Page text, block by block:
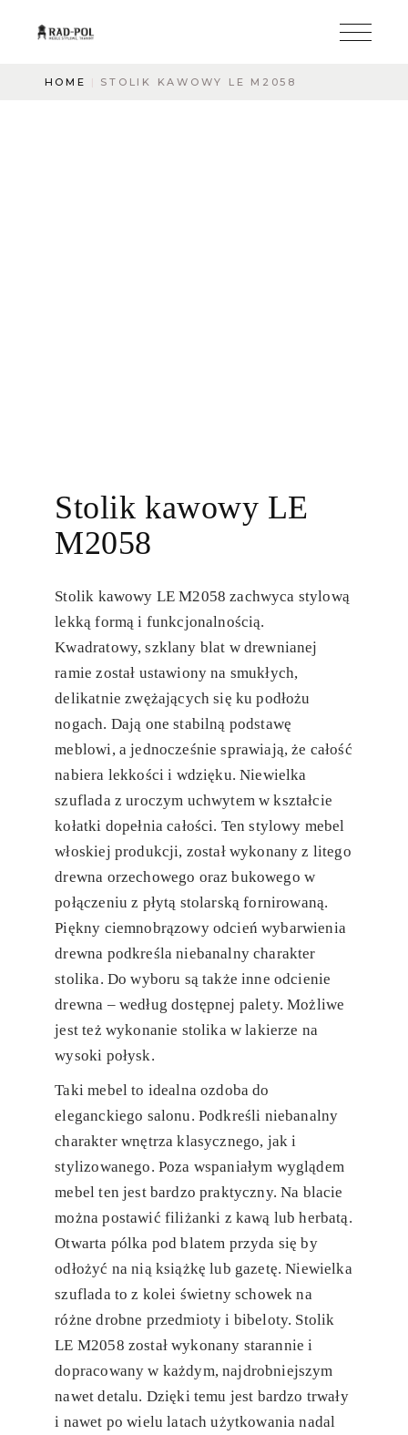
HOME STOLIK KAWOWY LE M2058
Stolik kawowy LE
M2058
Stolik kawowy LE M2058 zachwyca stylową
lekką formą i funkcjonalnością.
Kwadratowy, szklany blat w drewnianej
ramie został ustawiony na smukłych,
delikatnie zwężających się ku podłożu
nogach. Dają one stabilną podstawę
meblowi, a jednocześnie sprawiają, że całość
nabiera lekkości i wdzięku. Niewielka
szuflada z uroczym uchwytem w kształcie
kołatki dopełnia całości. Ten stylowy mebel
włoskiej produkcji, został wykonany z litego
drewna orzechowego oraz bukowego w
połączeniu z płytą stolarską fornirowaną.
Piękny ciemnobrązowy odcień wybarwienia
drewna podkreśla niebanalny charakter
stolika. Do wyboru są także inne odcienie
drewna – według dostępnej palety. Możliwe
jest też wykonanie stolika w lakierze na
wysoki połysk.
Taki mebel to idealna ozdoba do
eleganckiego salonu. Podkreśli niebanalny
charakter wnętrza klasycznego, jak i
stylizowanego. Poza wspaniałym wyglądem
mebel ten jest bardzo praktyczny. Na blacie
można postawić filiżanki z kawą lub herbatą.
Otwarta pólka pod blatem przyda się by
odłożyć na nią książkę lub gazetę. Niewielka
szuflada to z kolei świetny schowek na
różne drobne przedmioty i bibeloty. Stolik
LE M2058 został wykonany starannie i
dopracowany w każdym, najdrobniejszym
nawet detalu. Dzięki temu jest bardzo trwały
i nawet po wielu latach użytkowania nadal